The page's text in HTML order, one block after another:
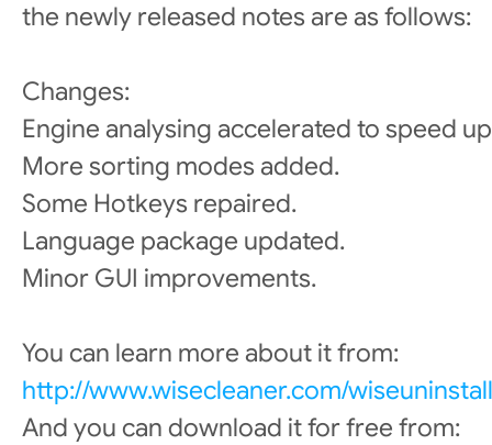
the newly released notes are as follows:
Changes:
Engine analysing accelerated to speed
More sorting modes added.
Some Hotkeys repaired.
Language package updated.
Minor GUI improvements.
You can learn more about it from:
http://www.wisecleaner.com/
And you can download it for free from: